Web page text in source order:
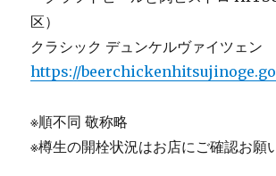
区）
クラシック デュンケルヴァイツェン
https://
※順不同 敬称略
※樽生の開栓状況はお店にご確認お願